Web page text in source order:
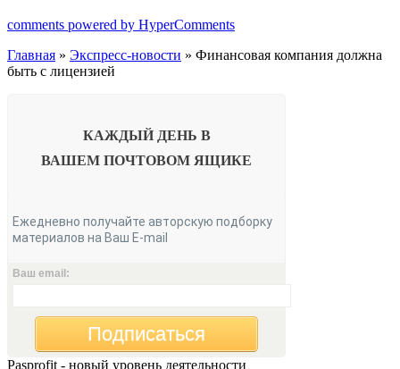
comments powered by HyperComments
Главная » Экспресс-новости » Финансовая компания должна
быть с лицензией
КАЖДЫЙ ДЕНЬ В
ВАШЕМ ПОЧТОВОМ ЯЩИКЕ
Ежедневно получайте авторскую подборку
материалов на Ваш E-mail
Ваш email:
Подписаться
Pasprofit - новый уровень деятельности